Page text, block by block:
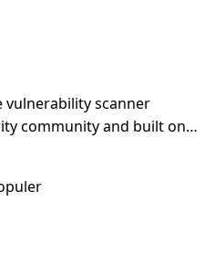
vulnerability scanner
community and built on a